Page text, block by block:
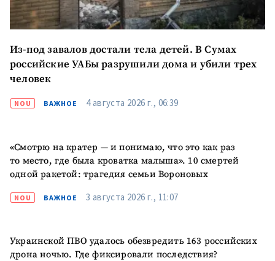
Из-под завалов достали тела детей. В Сумах
российские УАБы разрушили дома и убили трех
человек
NOU ВАЖНОЕ 4 августа 2026 г., 06:39
«Смотрю на кратер — и понимаю, что это как раз
то место, где была кроватка малыша». 10 смертей
одной ракетой: трагедия семьи Вороновых
NOU ВАЖНОЕ 3 августа 2026 г., 11:07
Украинской ПВО удалось обезвредить 163 российских
дрона ночью. Где фиксировали последствия?
с
политикой
конфиденциальности.
ОТПРАВИТЬ НОВОСТЬ